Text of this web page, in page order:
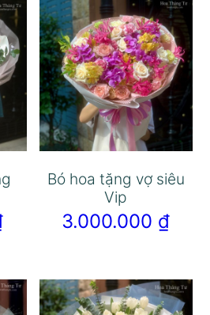
Bó hoa tặng vợ siêu
Vip
3.000.000 ₫